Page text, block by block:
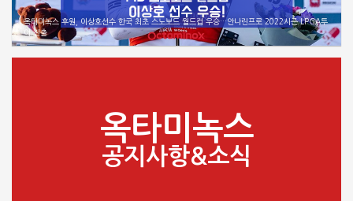
옥타미녹스 후원, 이상호선수 한국 최초 스노보드 월드컵 우승…안나린프로 2022시즌 LPGA투
어 진출
옥타미녹스
공지사항&소식